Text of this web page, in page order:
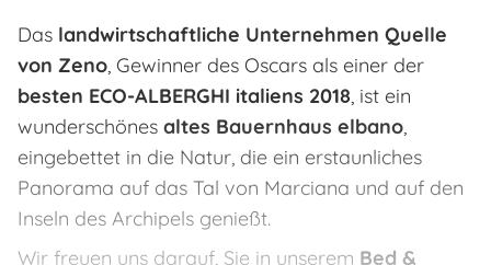
Das landwirtschaftliche Unternehmen Quelle
von Zeno, Gewinner des Oscars als einer der
besten ECO-ALBERGHI italiens 2018, ist ein
wunderschönes altes Bauernhaus elbano,
eingebettet in die Natur, die ein erstaunliches
Panorama auf das Tal von Marciana und auf den
Inseln des Archipels genießt.
Wir freuen uns darauf, Sie in unserem Bed &